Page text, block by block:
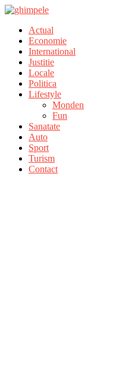
Actual
Economie
International
Justitie
Locale
Politica
Lifestyle
Monden
Fun
Sanatate
Auto
Sport
Turism
Contact